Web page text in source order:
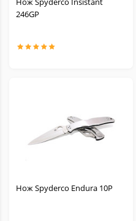
246GP
Нож Spyderco Endura 10P